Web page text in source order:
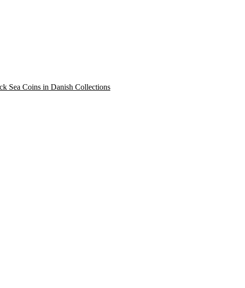
Sea Coins in Danish Collections